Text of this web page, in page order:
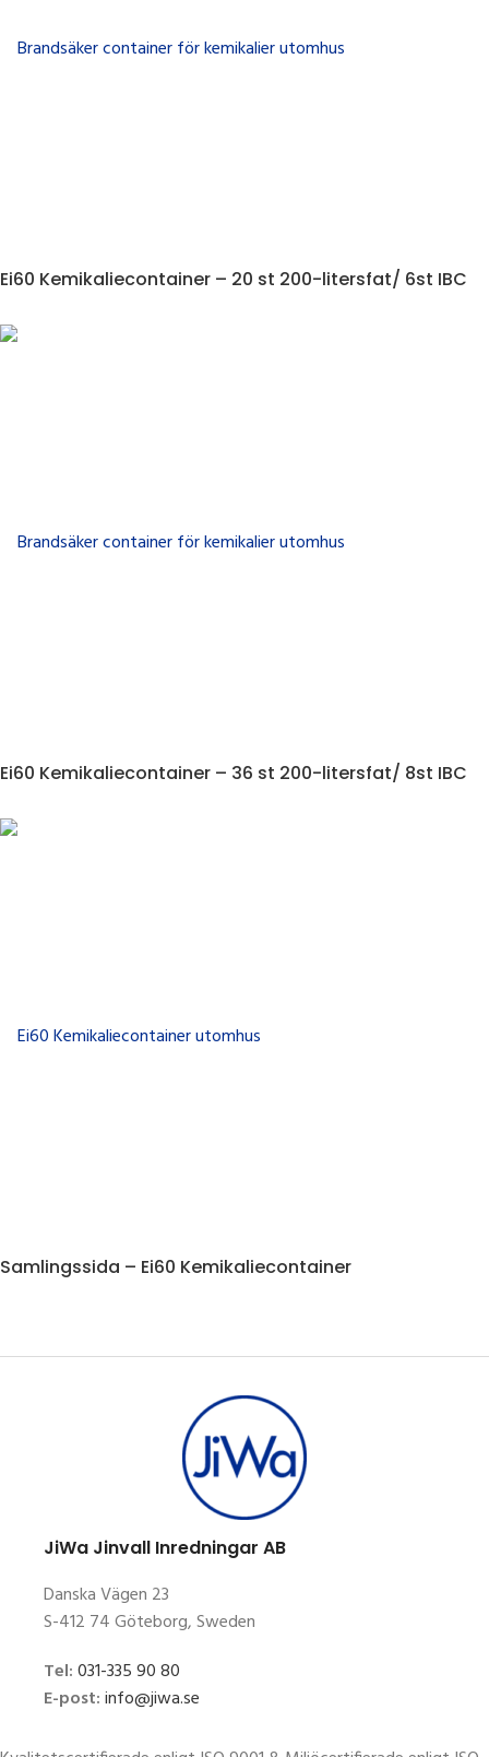
Ei60 Kemikaliecontainer – 20 st 200-litersfat/ 6st IBC
Ei60 Kemikaliecontainer – 36 st 200-litersfat/ 8st IBC
Samlingssida – Ei60 Kemikaliecontainer
JiWa Jinvall Inredningar AB
Danska Vägen 23
S-412 74 Göteborg, Sweden
Tel:031-335 90 80
E-post:info@jiwa.se